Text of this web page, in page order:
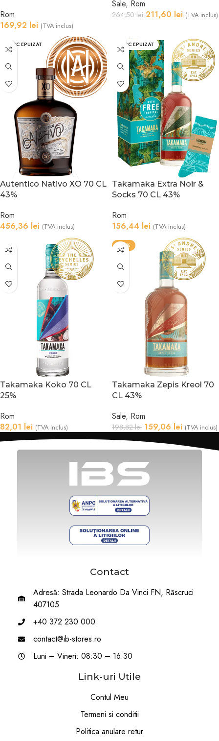
Rom
169,92 lei (TVA inclus)
Sale, Rom
264,50lei 211,60 lei (TVA inclus)
STOC EPUIZAT
Autentico Nativo XO 70 CL
43%
Rom
456,36 lei (TVA inclus)
STOC EPUIZAT
Takamaka Extra Noir &
Socks 70 CL 43%
Rom
156,44 lei (TVA inclus)
Takamaka Koko 70 CL
25%
Rom
82,01 lei (TVA inclus)
-20%
Takamaka Zepis Kreol 70
CL 43%
Sale, Rom
198,82lei 159,06 lei (TVA inclus)
Contact
Adresă: Strada Leonardo Da Vinci FN, Răscruci
407105
+40 372 230 000
contact@ib-stores.ro
Luni – Vineri: 08:30 – 16:30
Link-uri Utile
Contul Meu
Termeni si conditii
Politica anulare retur